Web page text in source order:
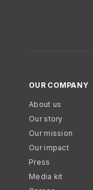
OUR COMPANY
About us
Our story
Our mission
Our impact
Press
Media kit